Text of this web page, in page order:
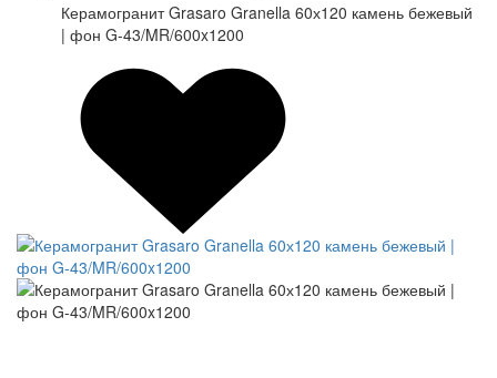
Керамогранит Grasaro Granella 60х120 камень бежевый
| фон G-43/MR/600x1200